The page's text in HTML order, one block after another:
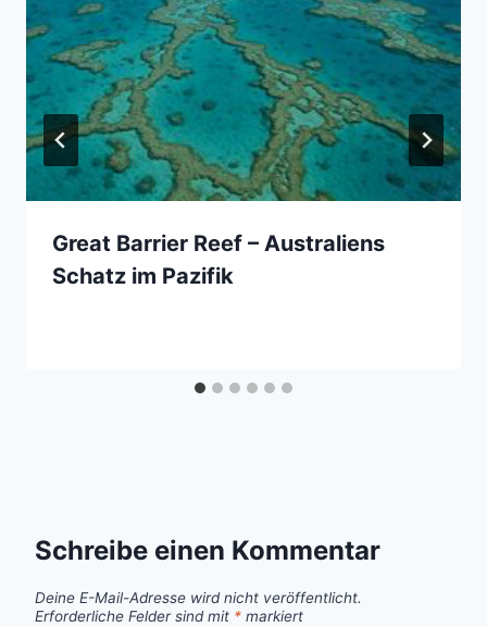
Great Barrier Reef – Australiens
Schatz im Pazifik
Schreibe einen Kommentar
Deine E-Mail-Adresse wird nicht veröffentlicht.
Erforderliche Felder sind mit * markiert